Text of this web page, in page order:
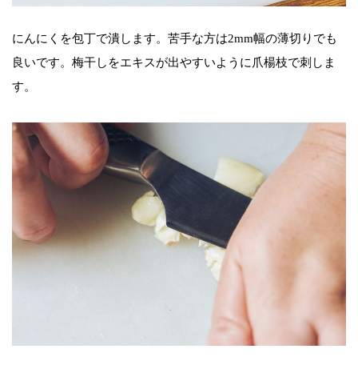
にんにくを包丁で潰します。苦手な方は2mm幅の薄切りでも
良いです。梅干しをエキスが出やすいように爪楊枝で刺しま
す。